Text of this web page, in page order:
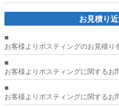
お見積り
■
お客様よりポスティングのお見積り
■
お客様よりポスティングに関するお
■
お客様よりポスティングに関するお